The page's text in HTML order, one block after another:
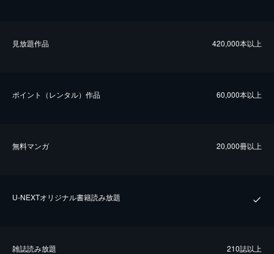
⾒放題作品 420,000本以上
ポイント（レンタル）作品 60,000本以上
無料マンガ 20,000冊以上
U-NEXTオリジナル書籍読み放題
雑誌読み放題 210誌以上